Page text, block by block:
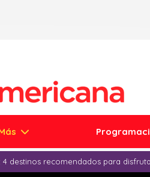
destinos recomendados para